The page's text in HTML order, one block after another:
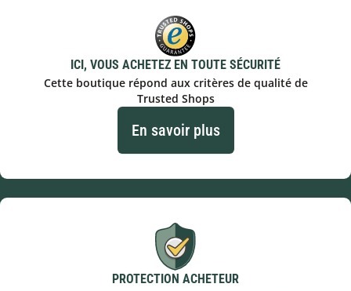
ICI, VOUS ACHETEZ EN TOUTE SÉCURITÉ
Cette boutique répond aux critères de qualité de
Trusted Shops
En savoir plus
PROTECTION ACHETEUR